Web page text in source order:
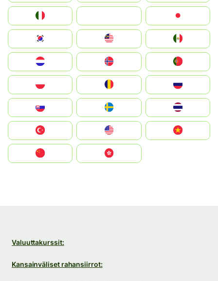
South Korea
United States
中國香港特別行政區
Valuuttakurssit:
Kansainväliset rahansiirrot: